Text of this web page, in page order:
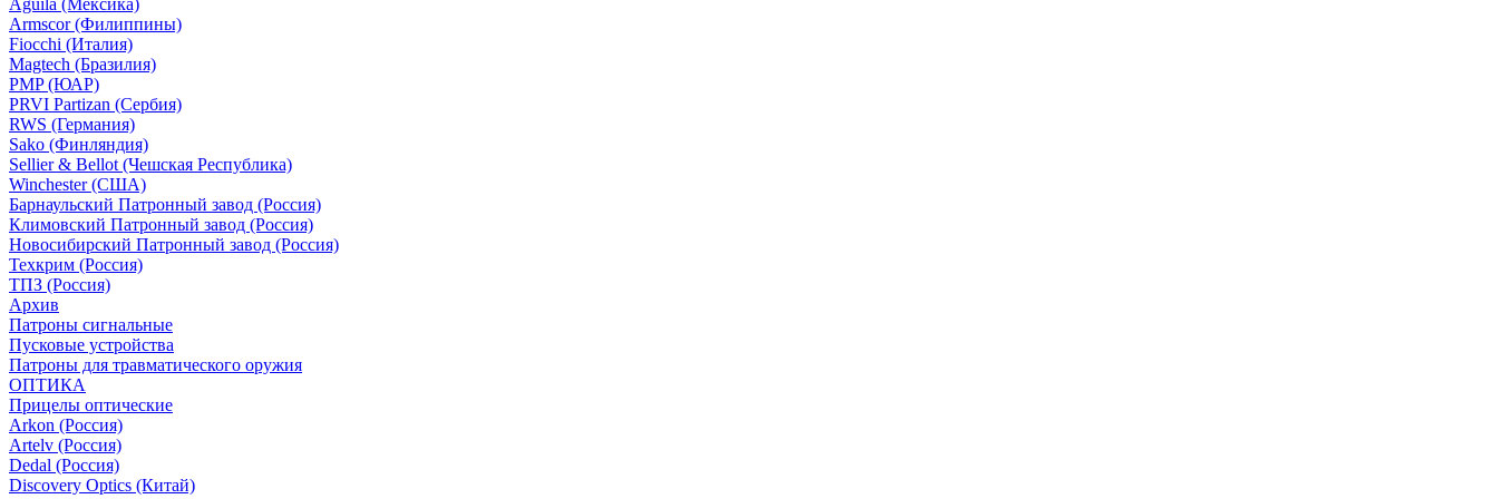
Aguila (Мексика)
Armscor (Филиппины)
Fiocchi (Италия)
Magtech (Бразилия)
PMP (ЮАР)
PRVI Partizan (Сербия)
RWS (Германия)
Sako (Финляндия)
Sellier & Bellot (Чешская Республика)
Winchester (США)
Барнаульский Патронный завод (Россия)
Климовский Патронный завод (Россия)
Новосибирский Патронный завод (Россия)
Техкрим (Россия)
ТПЗ (Россия)
Архив
Патроны сигнальные
Пусковые устройства
Патроны для травматического оружия
ОПТИКА
Прицелы оптические
Arkon (Россия)
Artelv (Россия)
Dedal (Россия)
Discovery Optics (Китай)